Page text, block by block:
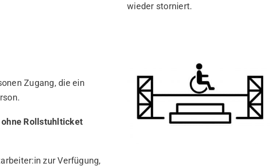
wieder storniert.
Zugang, die ein
ohne Rollstuhlticket
zur Verfügung,